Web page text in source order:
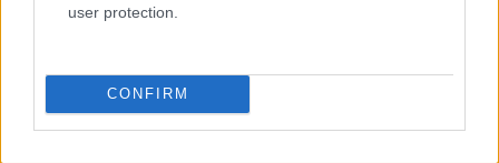
user protection.
CONFIRM
Matteo Pellegrino · 6 Ago 2026